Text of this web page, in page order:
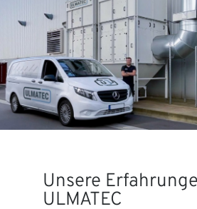
Unsere
ULMATEC